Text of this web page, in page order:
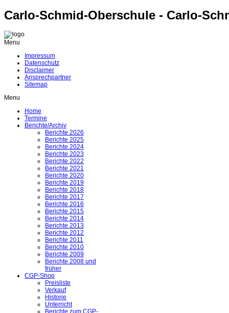
Carlo-Schmid-Oberschule - Carlo-
Menu
Impressum
Datenschutz
Disclaimer
Ansprechpartner
Sitemap
Menu
Home
Termine
Berichte/Archiv
Berichte 2026
Berichte 2025
Berichte 2024
Berichte 2023
Berichte 2022
Berichte 2021
Berichte 2020
Berichte 2019
Berichte 2018
Berichte 2017
Berichte 2016
Berichte 2015
Berichte 2014
Berichte 2013
Berichte 2012
Berichte 2011
Berichte 2010
Berichte 2009
Berichte 2008 und
früher
CGP-Shop
Preisliste
Verkauf
Historie
Unterricht
Berichte zum CGP-